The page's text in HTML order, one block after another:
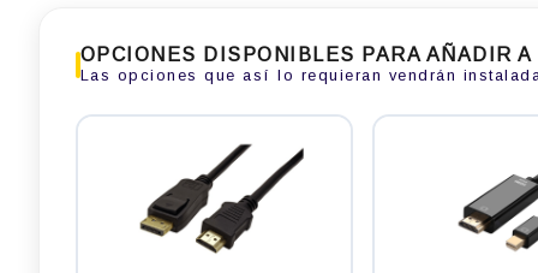
de 14.0 pulgadas, procesador
CORE I5-8350 3.6 GHZ (8ª
Generación), memoria DDR4,
Salidas gráficas: VGA+DP
Portátil HP RYZEN
pantalla 16:9 de 14.0
procesador RYZEN 5
4.0 GHZ (10ª
memoria DDR4,
OPCIONES DISPONIBLES PARA AÑADIR A
Las opciones que así lo requieran vendrán